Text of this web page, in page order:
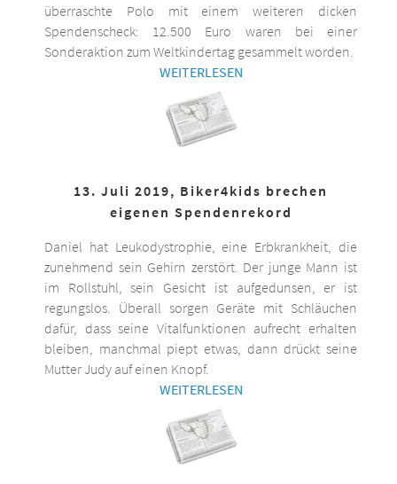
überraschte Polo mit einem weiteren dicken
Spendenscheck: 12.500 Euro waren bei einer
Sonderaktion zum Weltkindertag gesammelt worden.
WEITERLESEN
13. Juli 2019, Biker4kids brechen
eigenen Spendenrekord
Daniel hat Leukodystrophie, eine Erbkrankheit, die
zunehmend sein Gehirn zerstört. Der junge Mann ist
im Rollstuhl, sein Gesicht ist aufgedunsen, er ist
regungslos. Überall sorgen Geräte mit Schläuchen
dafür, dass seine Vitalfunktionen aufrecht erhalten
bleiben, manchmal piept etwas, dann drückt seine
Mutter Judy auf einen Knopf.
WEITERLESEN